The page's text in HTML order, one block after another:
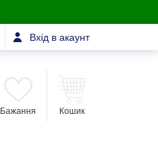
Вхід в акаунт
Бажання Кошик